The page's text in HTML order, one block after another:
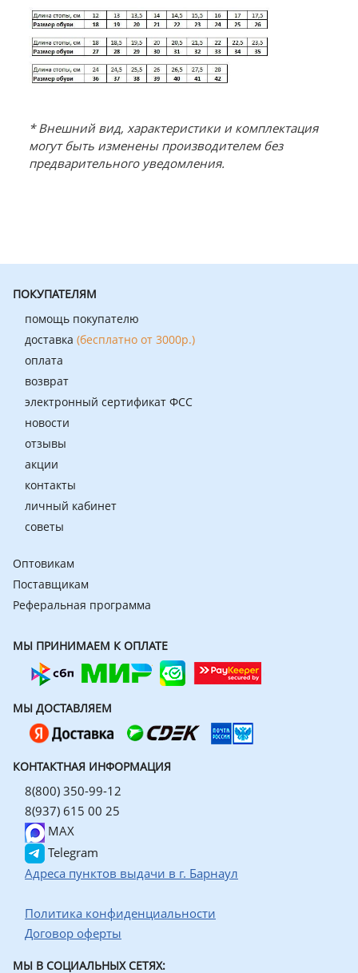
* Внешний вид, характеристики и комплектация
могут быть изменены производителем без
предварительного уведомления.
ПОКУПАТЕЛЯМ
помощь покупателю
доставка (бесплатно от 3000р.)
оплата
возврат
электронный сертификат ФСС
новости
отзывы
акции
контакты
личный кабинет
советы
Оптовикам
Поставщикам
Реферальная программа
МЫ ПРИНИМАЕМ К ОПЛАТЕ
МЫ ДОСТАВЛЯЕМ
КОНТАКТНАЯ ИНФОРМАЦИЯ
8(800) 350-99-12
8(937) 615 00 25
MAX
Telegram
Адреса пунктов выдачи в г. Барнаул
Политика конфиденциальности
Договор оферты
МЫ В СОЦИАЛЬНЫХ СЕТЯХ: